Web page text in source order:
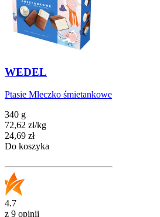
WEDEL
Ptasie Mleczko śmietankowe
340 g
72,62 zł/kg
Cena
24,69 zł
Do koszyka
4.7
z 9 opinii